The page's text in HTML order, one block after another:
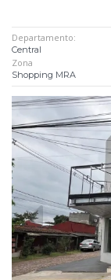
Departamento:
Central
Zona
Shopping MRA